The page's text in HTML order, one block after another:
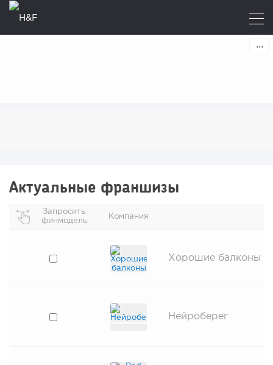
Актуальные франшизы
Запросить
финмодель
Компания
Хорошие балконы
Нейроберег